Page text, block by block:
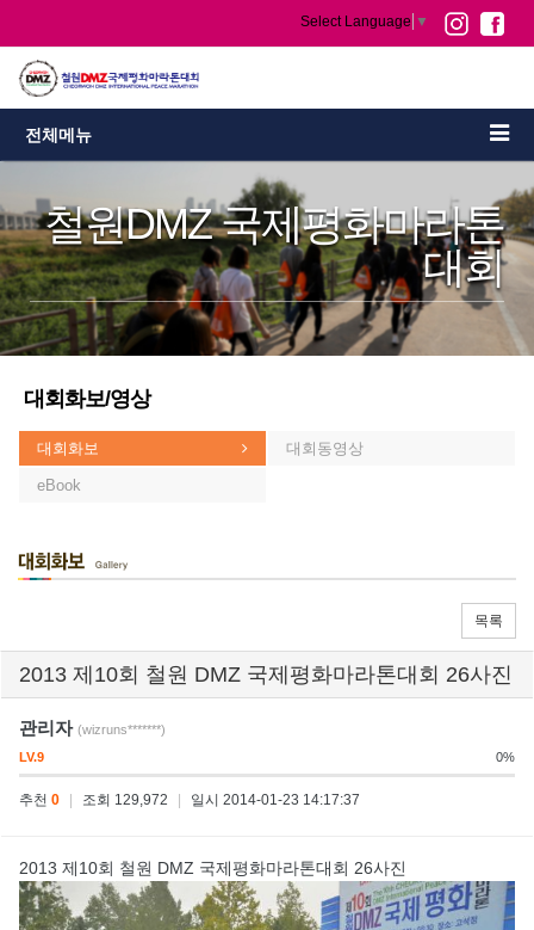
Select Language ▼
전체메뉴
철원DMZ 국제평화마라톤
대회
대회화보/영상
대회화보 대회동영상
eBook
목록
2013 제10회 철원 DMZ 국제평화마라톤대회 26사진
관리자 (wizruns*******)
LV.9
0%
추천 0 조회 129,972 일시 2014-01-23 14:17:37
2013 제10회 철원 DMZ 국제평화마라톤대회 26사진